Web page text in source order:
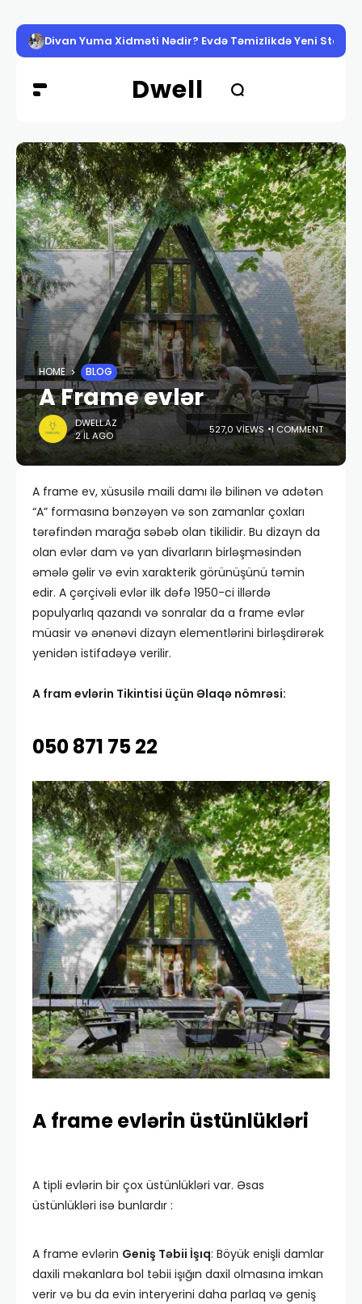
Divan Yuma Xidməti Nədir? Evdə Təmizlikdə Yeni
Dwell
HOME BLOG
A Frame evlər
DWELL.AZ
2 IL AGO
527,0 VIEWS 1 COMMENT
A frame ev, xüsusilə maili damı ilə bilinən və adətən
“A” formasına bənzəyən və son zamanlar çoxları
tərəfindən marağa səbəb olan tikilidir. Bu dizayn da
olan evlər dam və yan divarların birləşməsindən
əmələ gəlir və evin xarakterik görünüşünü təmin
edir. A çərçivəli evlər ilk dəfə 1950-ci illərdə
populyarlıq qazandı və sonralar da a frame evlər
müasir və ənənəvi dizayn elementlərini birləşdirərək
yenidən istifadəyə verilir.
A fram evlərin Tikintisi üçün Əlaqə nömrəsi:
050 871 75 22
A frame evlərin üstünlükləri
A tipli evlərin bir çox üstünlükləri var. Əsas
üstünlükləri isə bunlardır :
A frame evlərin Geniş Təbii İşıq: Böyük enişli damlar
daxili məkanlara bol təbii işığın daxil olmasına imkan
verir və bu da evin interyerini daha parlaq və geniş